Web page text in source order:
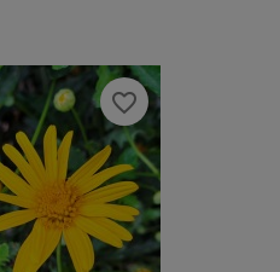
favorite_border